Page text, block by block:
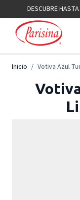
Ir al contenidoDESCUBRE HASTA
Inicio / Votiva Azul